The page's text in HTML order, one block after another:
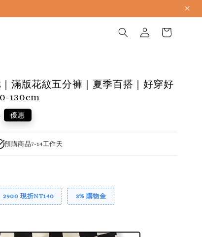
滿版花紋五分褲｜夏季百搭｜好穿好
130cm
優惠
預購商品7-14工作天
2900 現折NT140 3% 購物金